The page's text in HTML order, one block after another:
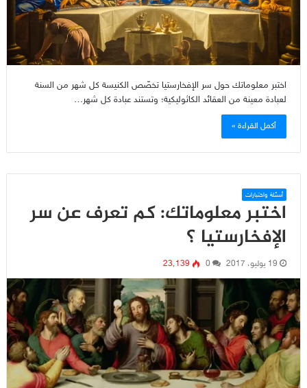
اختبر معلوماتك حول سر الإفخارستيا تخصّص الكنيسة كل شهر من السنة
لعبادة معينة من العقائد الكاثوليكية؛ وتستند عبادة كل شهر…
أكمل القراءة »
أسئلة واختبارات
اختبر معلوماتك: كم تعرف عن سر
الإفخارستيا ؟
19 يوليو، 2017 0 23٬139